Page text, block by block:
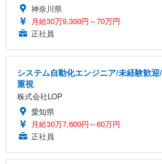
神奈川県
月給30万9,300円～70万円
正社員
システム自動化エンジニア/未経験歓
重視
株式会社LOP
愛知県
月給30万7,600円～60万円
正社員